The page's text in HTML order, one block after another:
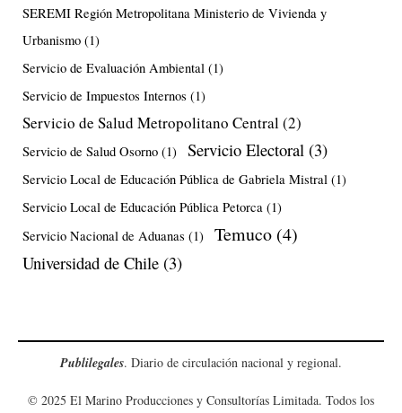
SEREMI Región Metropolitana Ministerio de Vivienda y
Urbanismo (1)
Servicio de Evaluación Ambiental (1)
Servicio de Impuestos Internos (1)
Servicio de Salud Metropolitano Central(2)
Servicio de Salud Osorno (1) Servicio Electoral (3)
Servicio Local de Educación Pública de Gabriela Mistral (1)
Servicio Local de Educación Pública Petorca (1)
Servicio Nacional de Aduanas (1) Temuco (4)
Universidad de Chile (3)
Publilegales. Diario de circulación nacional y regional.
© 2025 El Marino Producciones y Consultorías Limitada. Todos los